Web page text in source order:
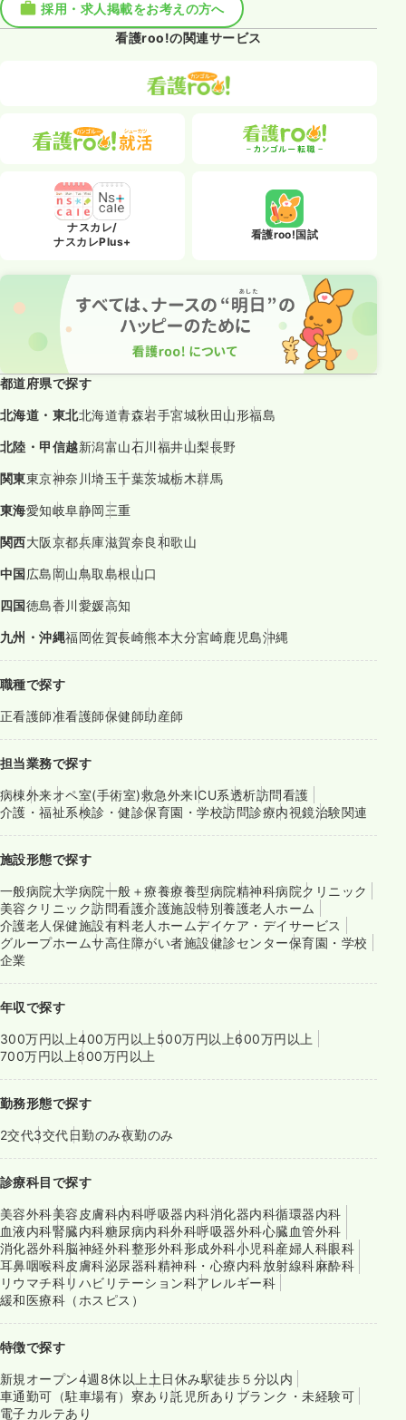
採用・求人掲載をお考えの方へ
看護roo!の関連サービス
ナスカレ/
ナスカレPlus+
看護roo!国試
都道府県で探す
北海道・東北北海道青森岩手宮城秋田山形福島
北陸・甲信越新潟富山石川福井山梨長野
関東東京神奈川埼玉千葉茨城栃木群馬
東海愛知岐阜静岡三重
関西大阪京都兵庫滋賀奈良和歌山
中国広島岡山鳥取島根山口
四国徳島香川愛媛高知
九州・沖縄福岡佐賀長崎熊本大分宮崎鹿児島沖縄
職種で探す
正看護師准看護師保健師助産師
担当業務で探す
病棟外来オペ室(手術室)救急外来ICU系透析訪問看護
介護・福祉系検診・健診保育園・学校訪問診療内視鏡治験関連
施設形態で探す
一般病院大学病院一般＋療養療養型病院精神科病院クリニック
美容クリニック訪問看護介護施設特別養護老人ホーム
介護老人保健施設有料老人ホームデイケア・デイサービス
グループホームサ高住障がい者施設健診センター保育園・学校
企業
年収で探す
300万円以上400万円以上 500万円以上600万円以上
700万円以上800万円以上
勤務形態で探す
2交代3交代日勤のみ夜勤のみ
診療科目で探す
美容外科美容皮膚科内科呼吸器内科消化器内科循環器内科
血液内科腎臓内科糖尿病内科外科呼吸器外科心臓血管外科
消化器外科脳神経外科整形外科形成外科小児科産婦人科眼科
耳鼻咽喉科皮膚科泌尿器科精神科・心療内科放射線科麻酔科
リウマチ科リハビリテーション科アレルギー科
緩和医療科（ホスピス）
特徴で探す
新規オープン4週8休以上 土日休み駅徒歩５分以内
車通勤可（駐車場有） 寮あり託児所あり ブランク・未経験可
電子カルテあり